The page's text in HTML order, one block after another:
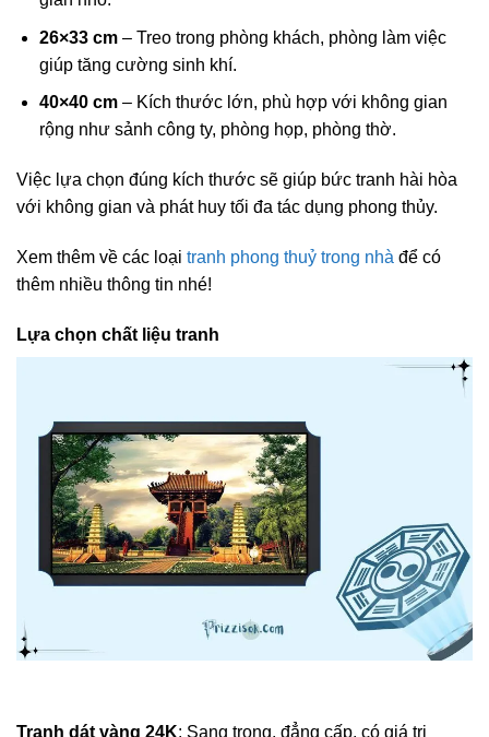
26×33 cm– Treo trong phòng khách, phòng làm việc
giúp tăng cường sinh khí.
40×40 cm– Kích thước lớn, phù hợp với không gian
rộng như sảnh công ty, phòng họp, phòng thờ.
Việc lựa chọn đúng kích thước sẽ giúp bức tranh hài hòa
với không gian và phát huy tối đa tác dụng phong thủy.
Xem thêm về các loại tranh phong thuỷ trong nhà để có
thêm nhiều thông tin nhé!
Lựa chọn chất liệu tranh
Tranh dát vàng 24K: Sang trọng, đẳng cấp, có giá trị